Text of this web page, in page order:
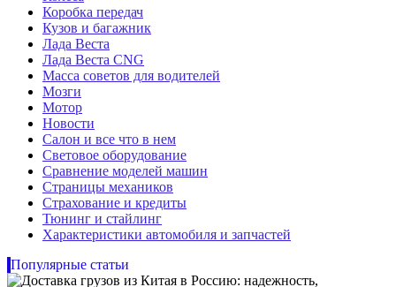
Коробка передач
Кузов и багажник
Лада Веста
Лада Веста CNG
Масса советов для водителей
Мозги
Мотор
Новости
Салон и все что в нем
Световое оборудование
Сравнение моделей машин
Страницы механиков
Страхование и кредиты
Тюнинг и стайлинг
Характеристики автомобиля и запчастей
Популярные статьи